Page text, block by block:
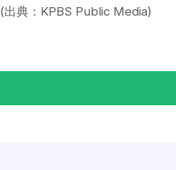
(出典：KPBS Public Media)